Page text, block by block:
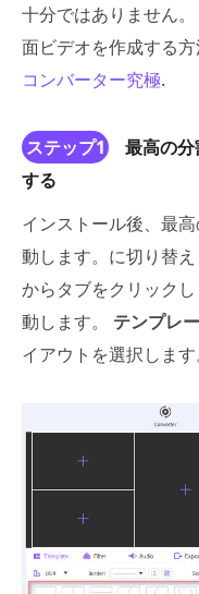
十分ではありません
面ビデオを作成する方
コンバーター究極.
ステップ1
最高の
する
インストール後、最
動します。に切り替
からタブをクリック
動します。 テンプレ
イアウトを選択します